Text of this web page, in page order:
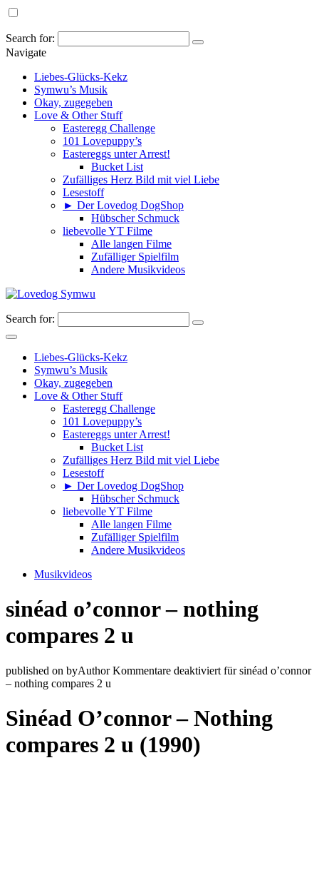
Search for:
Navigate
Liebes-Glücks-Kekz
Symwu’s Musik
Okay, zugegeben
Love & Other Stuff
Easteregg Challenge
101 Lovepuppy’s
Eastereggs unter Arrest!
Bucket List
Zufälliges Herz Bild mit viel Liebe
Lesestoff
► Der Lovedog DogShop
Hübscher Schmuck
liebevolle YT Filme
Alle langen Filme
Zufälliger Spielfilm
Andere Musikvideos
Search for:
Liebes-Glücks-Kekz
Symwu’s Musik
Okay, zugegeben
Love & Other Stuff
Easteregg Challenge
101 Lovepuppy’s
Eastereggs unter Arrest!
Bucket List
Zufälliges Herz Bild mit viel Liebe
Lesestoff
► Der Lovedog DogShop
Hübscher Schmuck
liebevolle YT Filme
Alle langen Filme
Zufälliger Spielfilm
Andere Musikvideos
Musikvideos
sinéad o’connor – nothing
compares 2 u
published on byAuthorKommentare deaktiviert für sinéad o’connor
– nothing compares 2 u
Sinéad O’connor – Nothing
compares 2 u (1990)